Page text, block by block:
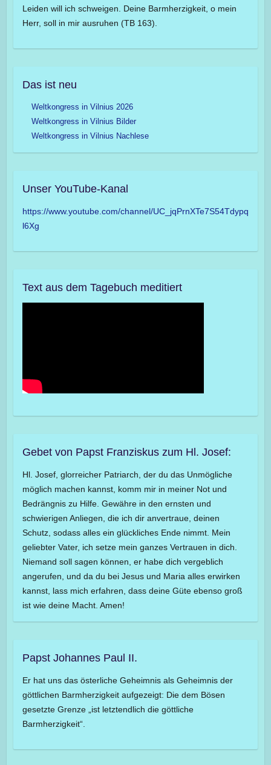
Leiden will ich schweigen. Deine Barmherzigkeit, o mein
Herr, soll in mir ausruhen (TB 163).
Das ist neu
Weltkongress in Vilnius 2026
Weltkongress in Vilnius Bilder
Weltkongress in Vilnius Nachlese
Unser YouTube-Kanal
https://www.youtube.com/channel/UC_jqPrnXTe7S54Tdypq
l6Xg
Text aus dem Tagebuch meditiert
Gebet von Papst Franziskus zum Hl. Josef:
Hl. Josef, glorreicher Patriarch, der du das Unmögliche
möglich machen kannst, komm mir in meiner Not und
Bedrängnis zu Hilfe. Gewähre in den ernsten und
schwierigen Anliegen, die ich dir anvertraue, deinen
Schutz, sodass alles ein glückliches Ende nimmt. Mein
geliebter Vater, ich setze mein ganzes Vertrauen in dich.
Niemand soll sagen können, er habe dich vergeblich
angerufen, und da du bei Jesus und Maria alles erwirken
kannst, lass mich erfahren, dass deine Güte ebenso groß
ist wie deine Macht. Amen!
Papst Johannes Paul II.
Er hat uns das österliche Geheimnis als Geheimnis der
göttlichen Barmherzigkeit aufgezeigt: Die dem Bösen
gesetzte Grenze „ist letztendlich die göttliche
Barmherzigkeit“.